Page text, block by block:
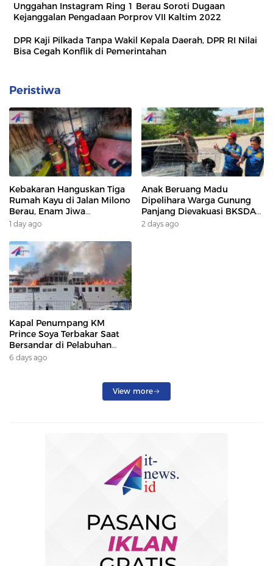
Unggahan Instagram Ring 1 Berau Soroti Dugaan
Kejanggalan Pengadaan Porprov VII Kaltim 2022
DPR Kaji Pilkada Tanpa Wakil Kepala Daerah, DPR RI Nilai
Bisa Cegah Konflik di Pemerintahan
Peristiwa
Kebakaran Hanguskan Tiga
Rumah Kayu di Jalan Milono
Berau, Enam Jiwa
Terdampak
1 day ago
Anak Beruang Madu
Dipelihara Warga Gunung
Panjang Dievakuasi BKSDA
Dan DAMKAR
2 days ago
Kapal Penumpang KM
Prince Soya Terbakar Saat
Bersandar di Pelabuhan
Samarinda, Keberangkatan
6 days ago
View more